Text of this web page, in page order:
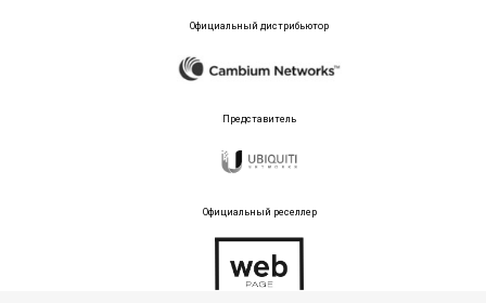
Официальный дистрибьютор
Представитель
Официальный реселлер